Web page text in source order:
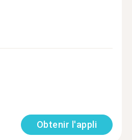
Obtenir l'appli